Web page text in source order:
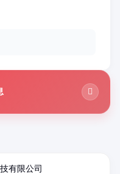
有限公司